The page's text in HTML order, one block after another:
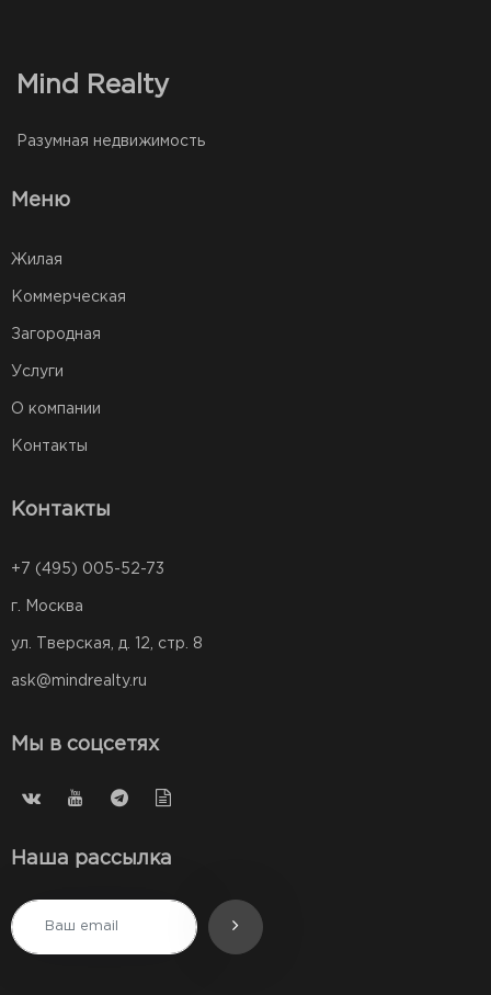
Mind Realty
Разумная недвижимость
Меню
Жилая
Коммерческая
Загородная
Услуги
О компании
Контакты
Контакты
+7 (495) 005-52-73
г. Москва
ул. Тверская, д. 12, стр. 8
ask@mindrealty.ru
Мы в соцсетях
Наша рассылка